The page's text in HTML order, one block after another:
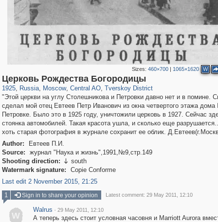
Sizes:460×700 | 1065×1620 W
Церковь Рождества Богородицы
1925, Russia
1,406,710 29,243
, Moscow
319,864 8,286
, Central AO
160,011 5,916
, Tverskoy District
53,052 2,283
"Этой церкви на углу Столешникова и Петровки давно нет и в помине.
сделал мой отец Евтеев Петр Иванович из окна четвертого этажа
Петровке. Было это в 1925 году, уничтожили церковь в 1927. Сейчас
стоянка автомобилей. Такая красота ушла, и сколько еще
хоть старая фотография в журнале сохранит ее облик.
Author:
Евтеев П.И.
Source:
журнал "Наука и жизнь",1991,№9,стр.149
Shooting direction:  south
Watermark signature:
Copie Conforme
Last edit 2 November 2015, 21:25
1
Sign in to share your opinion Latest comment: 29 May 2011, 12:10
W
Walrus · 29 May 2011, 12:10
А теперь здесь стоит условная часовня и Marriott Aurora